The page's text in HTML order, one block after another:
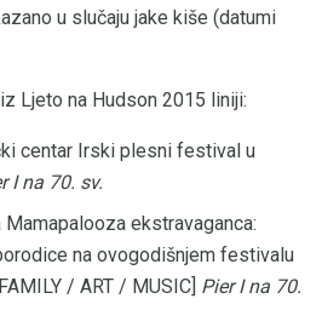
u slučaju jake kiše (datumi
Ljeto na Hudson 2015 liniji:
centar Irski plesni festival u
I na 70. sv.
Mamapalooza ekstravaganca:
na ovogodišnjem festivalu
/ ART / MUSIC] Pier I na 70.